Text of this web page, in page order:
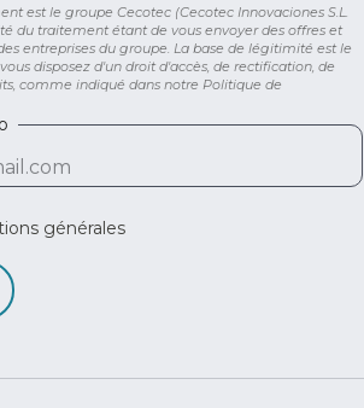
est le groupe Cecotec (Cecotec Innovaciones S.L.
du traitement étant de vous envoyer des offres et
entreprises du groupe. La base de légitimité est le
disposez d'un droit d'accès, de rectification, de
comme indiqué dans notre Politique de
générales